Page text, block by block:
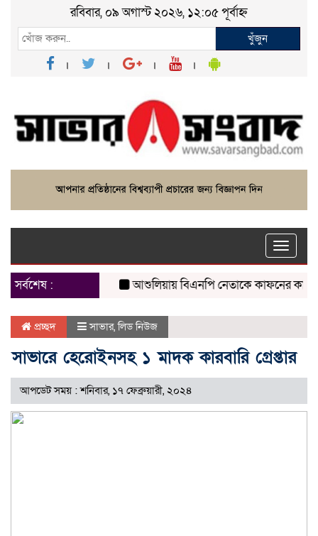
রবিবার, ০৯ অগাস্ট ২০২৬, ১২:০৫ পূর্বাহ্ন
খুঁজুন
Toggle
সর্বশেষ :
আশুলিয়ায় বিএনপি নেতাকে কাফনের কাপড়
প্রচ্ছদ সাভার,লিড নিউজ
সাভারে হেরোইনসহ ১ মাদক কারবারি গ্রেপ্তার
আপডেট সময় : শনিবার, ১৭ ফেব্রুয়ারী, ২০২৪